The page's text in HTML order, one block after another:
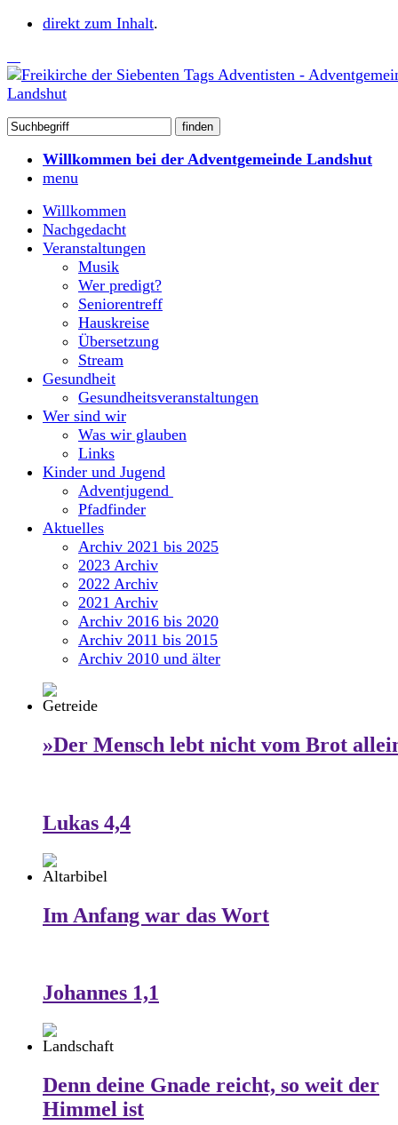
direkt zum Inhalt.
Willkommen bei der Adventgemeinde Landshut
menu
Willkommen
Nachgedacht
Veranstaltungen
Musik
Wer predigt?
Seniorentreff
Hauskreise
Übersetzung
Stream
Gesundheit
Gesundheitsveranstaltungen
Wer sind wir
Was wir glauben
Links
Kinder und Jugend
Adventjugend
Pfadfinder
Aktuelles
Archiv 2021 bis 2025
2023 Archiv
2022 Archiv
2021 Archiv
Archiv 2016 bis 2020
Archiv 2011 bis 2015
Archiv 2010 und älter
»Der Mensch lebt nicht vom Brot
Lukas 4,4
Im Anfang war das Wort
Johannes 1,1
Denn deine Gnade reicht, so weit der
Himmel ist